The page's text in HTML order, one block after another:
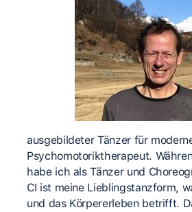
ausgebildeter Tänzer für
Psychomotoriktherapeut.
habe ich als Tänzer und
CI ist meine Lieblingstanzform,
und das Körpererleben betrifft.